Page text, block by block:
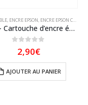
ENCRE EPSON ENCRE EPSON COMPATIBLE
1294 – Cartouche d’encre équivalent EPSON T1294 compatible « Pomme » Jaune
sur 5
2,90€
AJOUTER AU PANIER